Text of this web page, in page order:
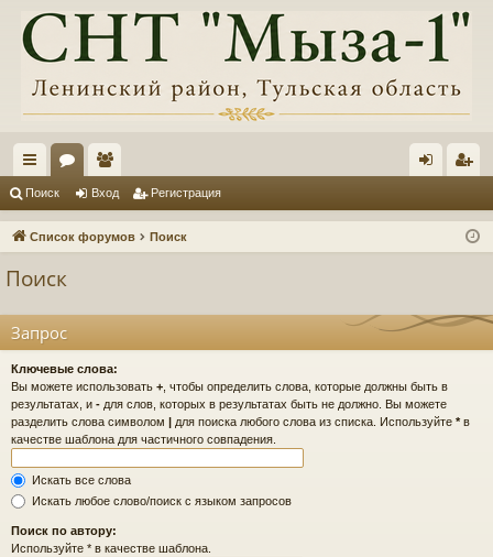
с
ы ум
ол
ьз д ис
ия
Поиск Вход Регистрация
Список форумов Поиск
Поиск
Запрос
Ключевые слова:
Вы можете использовать + , чтобы определить слова, которые должны быть в
результатах, и - для слов, которых в результатах быть не должно. Вы можете
разделить слова символом | для поиска любого слова из списка. Используйте *в
качестве шаблона для частичного совпадения.
Искать все слова
Искать любое слово/поиск с языком запросов
Поиск по автору:
Используйте * в качестве шаблона.